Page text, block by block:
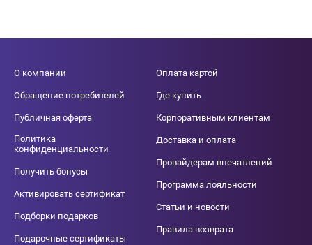
О компании
Обращение потребителей
Публичная оферта
Политика
конфиденциальности
Получить бонусы
Активировать сертификат
Подборки подарков
Подарочные сертификаты
Оплата картой
Где купить
Корпоративным клиентам
Доставка и оплата
Провайдерам впечатлений
Программа лояльности
Статьи и новости
Правила возврата